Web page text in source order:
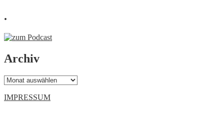
.
Archiv
Archiv
IMPRESSUM